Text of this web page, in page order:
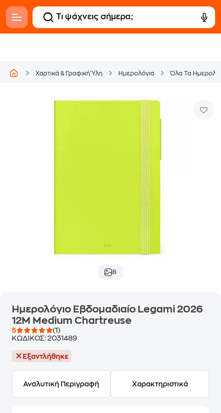
Χαρτικά & Γραφική Ύλη Ημερολόγια Όλα Τα
8
Ημερολόγιο Εβδομαδιαίο Legami 2026
12Μ Medium Chartreuse
5
(1)
ΚΩΔΙΚΟΣ: 2031489
Εξαντλήθηκε
Αναλυτική Περιγραφή Χαρακτηριστικά